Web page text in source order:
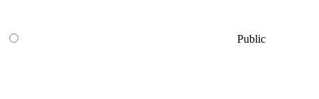
Public